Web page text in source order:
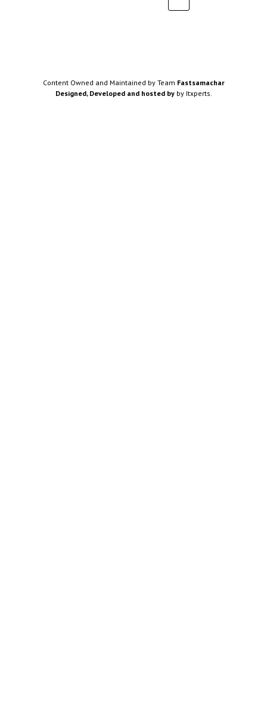
Content Owned and Maintained by Team Fastsamachar
Designed, Developed and hosted byby Itxperts.